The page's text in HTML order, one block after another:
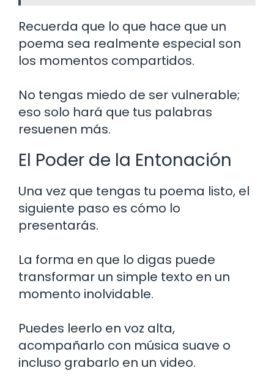
Recuerda que lo que hace que un
poema sea realmente especial son
los momentos compartidos.
No tengas miedo de ser vulnerable;
eso solo hará que tus palabras
resuenen más.
El Poder de la Entonación
Una vez que tengas tu poema listo, el
siguiente paso es cómo lo
presentarás.
La forma en que lo digas puede
transformar un simple texto en un
momento inolvidable.
Puedes leerlo en voz alta,
acompañarlo con música suave o
incluso grabarlo en un video.